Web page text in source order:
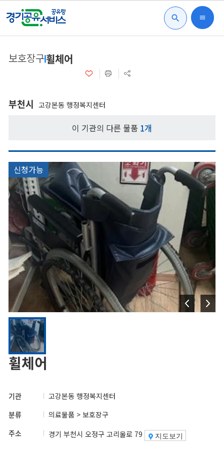
menu
search
보호장구휠체어
부천시 고강본동 행정복지센터
이 기관의 다른 물품 1개
신청가능
휠체어
기관
고강본동 행정복지센터
분류
의료물품 > 보호장구
주소
경기 부천시 오정구 고리울로 79 지도보기